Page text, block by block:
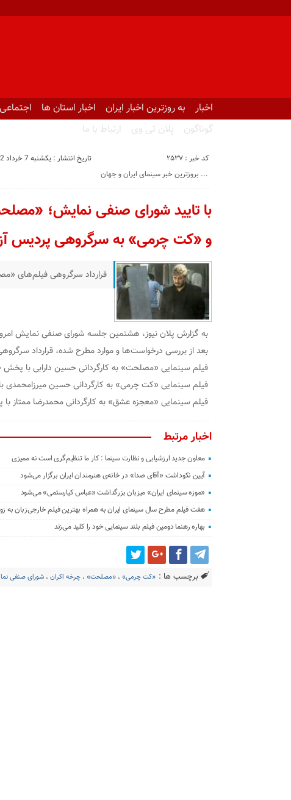
اخبار به روزترین اخبار ایران اخبار استان ها
گوناگون
پلان تی وی ارتباط با ما
کد خبر : 2537
تاریخ انتشار : یکشنبه 7 خرداد 1402 - 13:28
بروزترین خبر سینمای ایران و جهان ...
با تایید شورای صنفی نمایش؛
و «کت چرمی» به سرگروهی پردیس
قرارداد سرگروهی فیلم‌های
به گزارش پلان نیوز، هشتمین جلسه شورای صنفی نمایش امروز یکشنبه ۷ خرداد در خانه
بعد از بررسی درخواست‌ها و موارد مطرح شده، قرارداد سرگروهی ۳ فیلم زیر ثبت
فیلم سینمایی «مصلحت» به کارگردانی حسین دارابی با
فیلم سینمایی «کت چرمی» به کارگردانی حسین
فیلم سینمایی «معجزه عشق» به کارگردانی محمدرضا ممتاز
اخبار مرتبط
معاون جدید ارزشیابی و نظارت سینما : کار ما تنظیم‌گری است نه ممیزی
آیین نکوداشت «آقای صدا» در خانه‌ی هنرمندان ایران برگزار می‌شود
«موزه سینمای ایران» میزبان بزرگداشت «عباس کیارستمی» می‌شود
هفت فیلم مطرح سال سینمای ایران به همراه بهترین فیلم خارجی‌زبان به
بهاره رهنما دومین فیلم بلند سینمایی خود را کلید می‌زند
برچسب ها : «کت چرمی» ، «مصلحت» ، چرخه اکران ، شورای صنفی